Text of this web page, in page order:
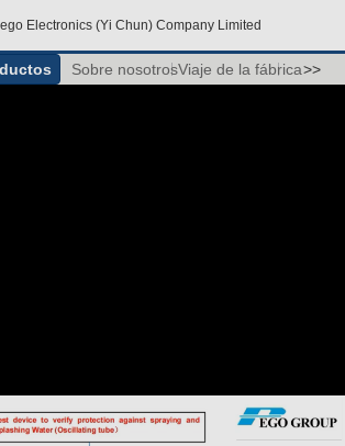
Electronics (Yi Chun) Company Limited
Sobre nosotrosViaje de la fábrica>>